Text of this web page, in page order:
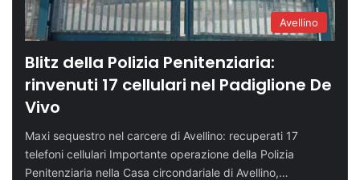
Avellino
Blitz della Polizia Penitenziaria:
rinvenuti 17 cellulari nel Padiglione De
Vivo
Maxi sequestro nel carcere di Avellino: recuperati 17
telefoni cellulari Importante operazione della Polizia
Penitenziaria nella Casa circondariale di Avellino,…